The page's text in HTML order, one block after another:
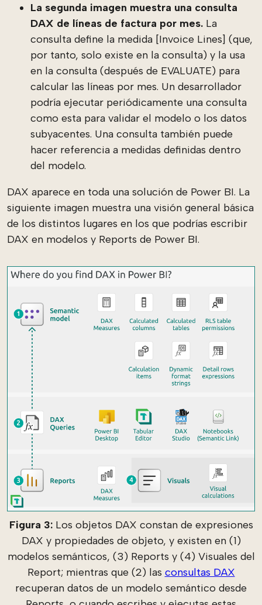
La segunda imagen muestra una consulta
DAX de líneas de factura por mes. La
consulta define la medida [Invoice Lines] (que,
por tanto, solo existe en la consulta) y la usa
en la consulta (después de EVALUATE) para
calcular las líneas por mes. Un desarrollador
podría ejecutar periódicamente una consulta
como esta para validar el modelo o los datos
subyacentes. Una consulta también puede
hacer referencia a medidas definidas dentro
del modelo.
DAX aparece en toda una solución de Power BI. La
siguiente imagen muestra una visión general básica
de los distintos lugares en los que podrías escribir
DAX en modelos y Reports de Power BI.
Figura 3:Los objetos DAX constan de expresiones
DAX y propiedades de objeto, y existen en (1)
modelos semánticos, (3) Reports y (4) Visuales del
Report; mientras que (2) las consultas DAX
recuperan datos de un modelo semántico desde